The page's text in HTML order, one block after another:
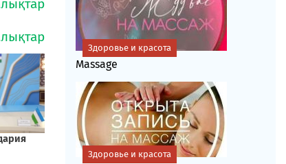
Massage
Здоровье и красота
Здоровье и красота